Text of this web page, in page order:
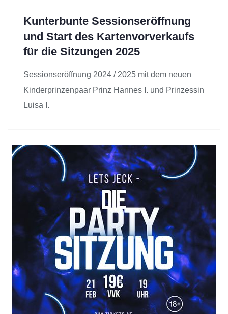
Kunterbunte Sessionseröffnung
und Start des Kartenvorverkaufs
für die Sitzungen 2025
Sessionseröffnung 2024 / 2025 mit dem neuen
Kinderprinzenpaar Prinz Hannes I. und Prinzessin
Luisa I.